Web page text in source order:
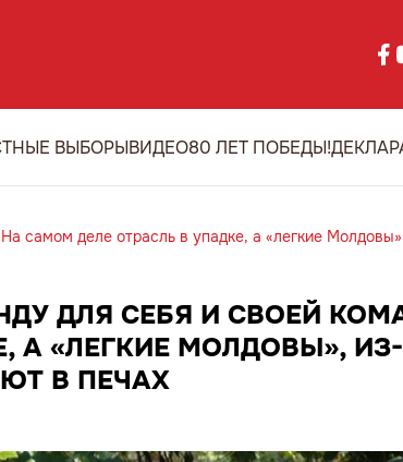
ВЫБОРЫВИДЕО80 ЛЕТ ПОБЕДЫ!
самом деле отрасль в упадке, а «легкие
ДЛЯ СЕБЯ И СВОЕЙ
А «ЛЕГКИЕ МОЛДОВЫ»,
В ПЕЧАХ